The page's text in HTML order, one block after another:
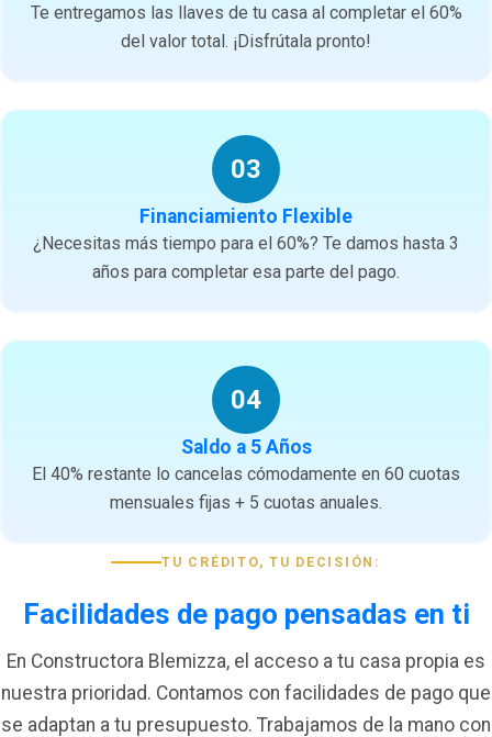
Te entregamos las llaves de tu casa al completar el 60%
del valor total. ¡Disfrútala pronto!
03
Financiamiento Flexible
¿Necesitas más tiempo para el 60%? Te damos hasta 3
años para completar esa parte del pago.
04
Saldo a 5 Años
El 40% restante lo cancelas cómodamente en 60 cuotas
mensuales fijas + 5 cuotas anuales.
TU CRÉDITO, TU DECISIÓN:
Facilidades de pago pensadas en ti
En Constructora Blemizza, el acceso a tu casa propia es
nuestra prioridad. Contamos con facilidades de pago que
se adaptan a tu presupuesto. Trabajamos de la mano con